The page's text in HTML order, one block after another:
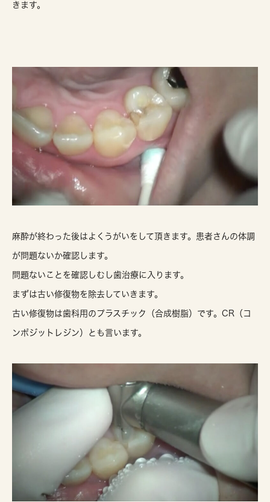
きます。
麻酔が終わった後はよくうがいをして頂きます。患者さんの体調
が問題ないか確認します。
問題ないことを確認しむし歯治療に入ります。
まずは古い修復物を除去していきます。
古い修復物は歯科用のプラスチック（合成樹脂）です。CR（コ
ンポジットレジン）とも言います。